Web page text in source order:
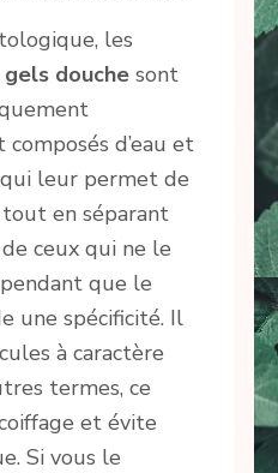
les
gels douche sont
d’eau et
leur permet de
tout en séparant
ceux qui ne le
que le
une spécificité. Il
à caractère
termes, ce
et évite
Si vous le